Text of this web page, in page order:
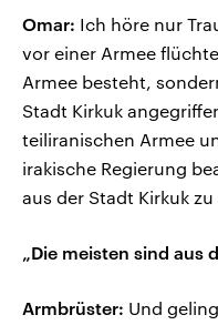
Omar: Ich höre nur
vor einer Armee
Armee besteht,
Stadt Kirkuk
teiliranischen Armee
irakische Regierung
aus der Stadt Kirkuk
„Die meisten sind aus
Armbrüster: Und